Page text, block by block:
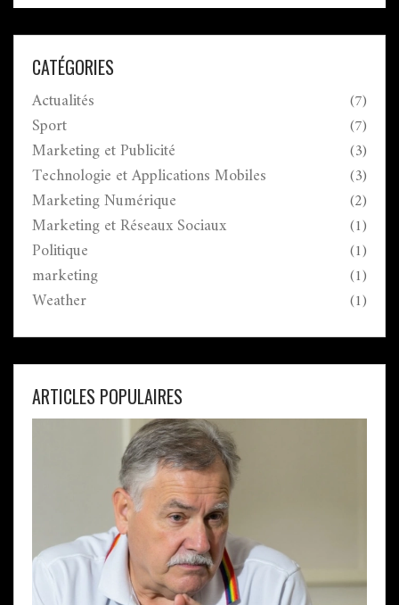
important de rester actif et engagé avec notre
communauté en répondant aux commentaires et en
participant aux discussions. De plus, nous devons
collaborer avec des influenceurs et des partenaires
pour élargir notre portée. Enfin, analyser les données
et ajuster notre stratégie en fonction des résultats
obtenus est crucial pour le succès à long terme.
CATÉGORIES
Actualités (7)
Sport (7)
Marketing et Publicité (3)
Technologie et Applications Mobiles (3)
Marketing Numérique (2)
Marketing et Réseaux Sociaux (1)
Politique (1)
marketing (1)
Weather (1)
ARTICLES POPULAIRES